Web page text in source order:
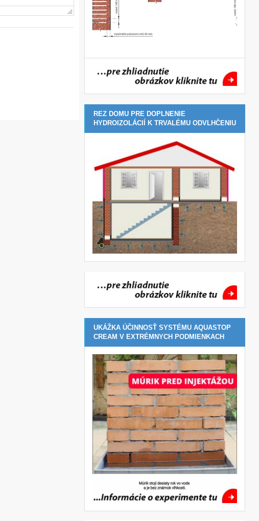
REZ DOMU PRE DOPLNENIE
HYDROIZOLÁCIÍ K TRVALÉMU ODVLHČENIU
UKÁŽKA ÚČINNOSŤ SYSTÉMU AQUASTOP
CREAM V EXTRÉMNYCH PODMIENKACH